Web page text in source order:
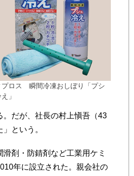
プロス 瞬間冷凍おしぼり「プシ
」
。だが、社長の村上愼吾（43
という。
剤・防錆剤など工業用ケミ
年に設立された。親会社の